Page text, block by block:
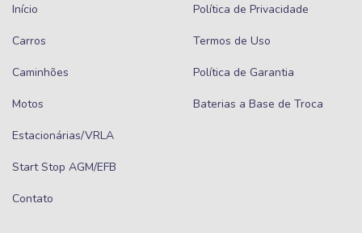
Início
Carros
Caminhões
Motos
Estacionárias/VRLA
Start Stop AGM/EFB
Contato
Política de Privacidade
Termos de Uso
Política de Garantia
Baterias a Base de Troca